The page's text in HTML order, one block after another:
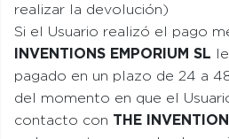
realizar la devolución)
Si el Usuario realizó el pago
INVENTIONS EMPORIUM SL
pagado en un plazo de 24 a
del momento en que el
contacto con THE